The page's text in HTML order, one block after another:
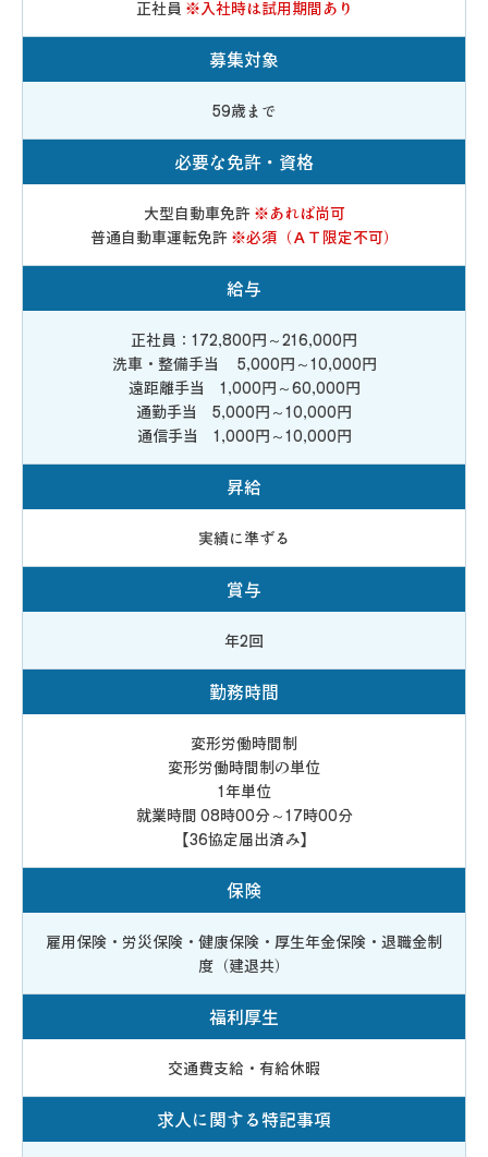
正社員 ※入社時は試用期間あり
募集対象
59歳まで
必要な免許・資格
大型自動車免許※あれば尚可
普通自動車運転免許※必須（ＡＴ限定不可）
給与
正社員：172,800円～216,000円
洗車・整備手当 5,000円～10,000円
遠距離手当 1,000円～60,000円
通勤手当 5,000円～10,000円
通信手当 1,000円～10,000円
昇給
実績に準ずる
賞与
年2回
勤務時間
変形労働時間制
変形労働時間制の単位
1年単位
就業時間 08時00分～17時00分
【36協定届出済み】
保険
雇用保険・労災保険・健康保険・厚生年金保険・退職金制
度（建退共）
福利厚生
交通費支給・有給休暇
求人に関する特記事項